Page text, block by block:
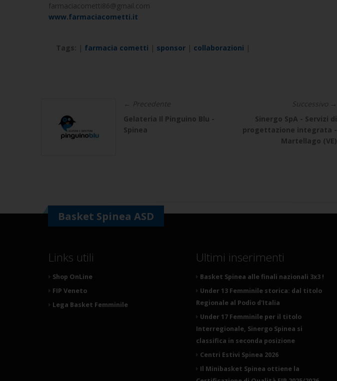
farmaciacometti86@gmail.com
www.farmaciacometti.it
Tags: | farmacia cometti | sponsor | collaborazioni |
← Precedente
Gelateria Il Pinguino Blu -
Spinea
Successivo →
Sinergo SpA - Servizi di
progettazione integrata -
Martellago (VE)
Basket Spinea ASD
Links utili
Shop OnLine
FIP Veneto
Lega Basket Femminile
Ultimi inserimenti
Basket Spinea alle finali nazionali 3x3 !
Under 13 Femminile storica: dal titolo
Regionale al Podio d'Italia
Under 17 Femminile per il titolo
Interregionale, Sinergo Spinea si
classifica in seconda posizione
Centri Estivi Spinea 2026
Il Minibasket Spinea ottiene la